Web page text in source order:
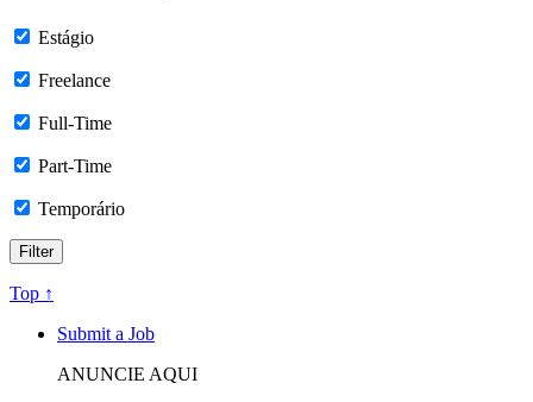
Estágio
Freelance
Full-Time
Part-Time
Temporário
Top ↑
Submit a Job
ANUNCIE AQUI